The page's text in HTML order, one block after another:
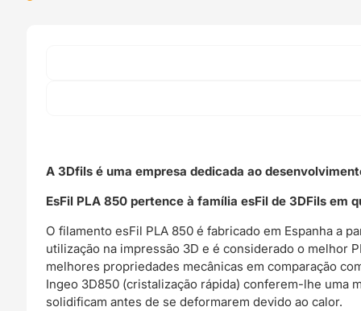
A 3Dfils é uma empresa dedicada ao
EsFil PLA 850 pertence à família esFil de 3DFils em
O filamento esFil PLA 850 é fabricado em Espanha a
utilização na impressão 3D e é considerado o melhor
melhores propriedades mecânicas em comparação
Ingeo 3D850 (cristalização rápida) conferem-lhe uma
solidificam antes de se deformarem devido ao calor.